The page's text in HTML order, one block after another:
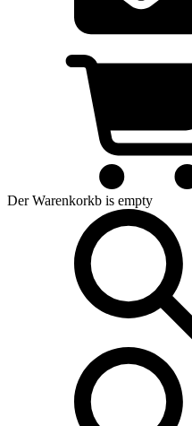
Der Warenkorkb is empty